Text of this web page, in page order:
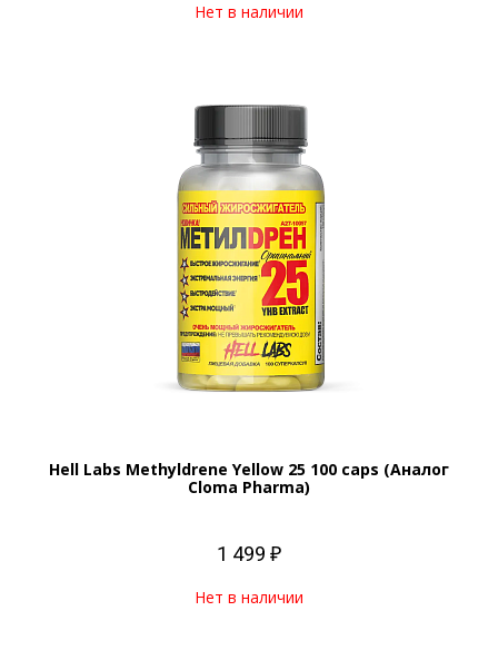
Нет в наличии
Hell Labs Methyldrene Yellow 25 100 caps (Аналог
Cloma Pharma)
1 499 ₽
Нет в наличии